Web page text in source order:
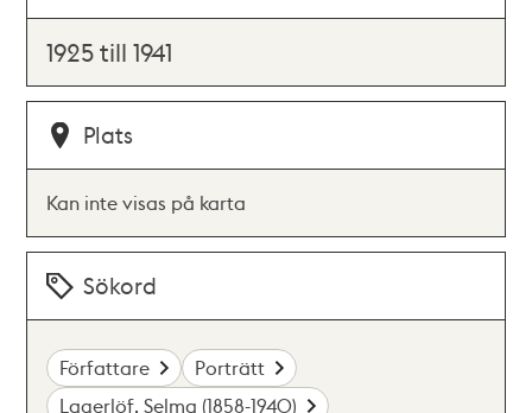
1925 till 1941
Plats
Kan inte visas på karta
Sökord
Författare
Porträtt
Lagerlöf, Selma (1858-1940)